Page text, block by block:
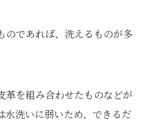
のであれば、洗えるものが多
革を組み合わせたものなどが
水洗いに弱いため、できるだ